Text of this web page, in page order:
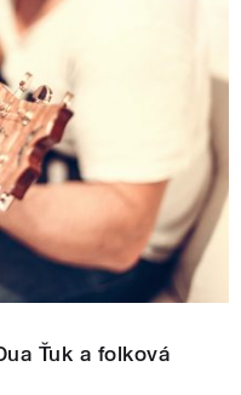
Ťuk a folková